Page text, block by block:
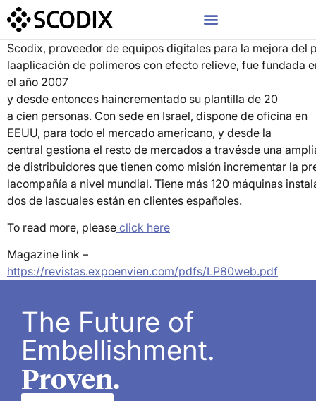
Scodix, proveedor de equipos digitales para la mejora del
laaplicación de polímeros con efecto relieve, fue fundada
el año 2007
y desde entonces haincrementado su plantilla de 20
a cien personas. Con sede en Israel, dispone de oficina en
EEUU, para todo el mercado americano, y desde la
central gestiona el resto de mercados a travésde una
de distribuidores que tienen como misión incrementar la
lacompañía a nivel mundial. Tiene más 120 máquinas
dos de lascuales están en clientes españoles.
To read more, please click here
Magazine link –
https://revistas.expoenvien.com/pdfs/LP80web.pdf
The Future of
Embellishment.
Proven.